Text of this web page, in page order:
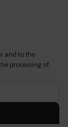
and to the
processing of